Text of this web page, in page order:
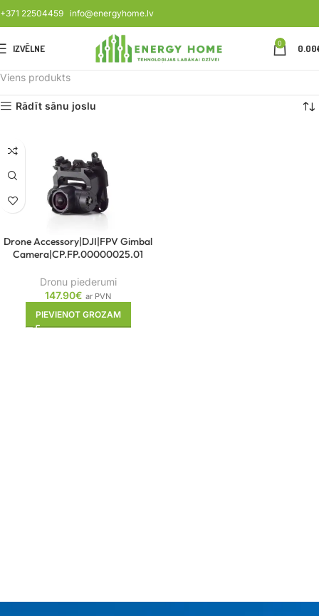
+371 22504459 info@energyhome.lv
IZVĒLNE 0 0.00
Viens produkts
Rādīt sānu joslu
Drone Accessory|DJI|FPV Gimbal
Camera|CP.FP.00000025.01
Dronu piederumi
147.90€ ar PVN
PIEVIENOT GROZAM